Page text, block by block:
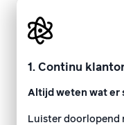
1. Continu
Altijd weten wat er
Luister doorlopend